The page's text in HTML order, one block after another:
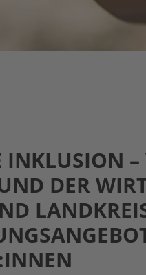
INKLUSION
DER